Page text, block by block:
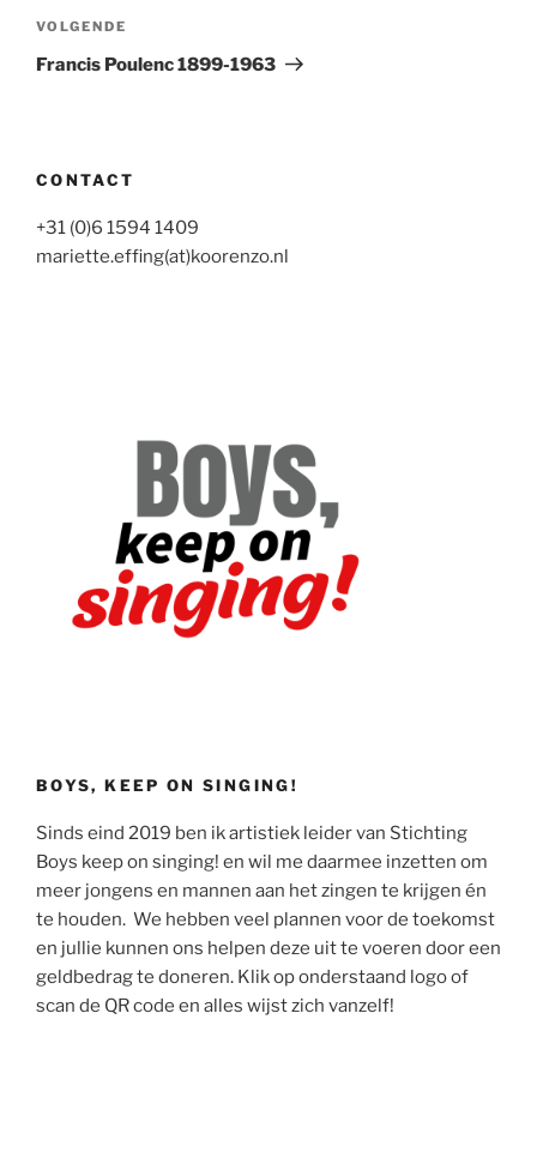
Volgend
bericht
VOLGENDE
Francis Poulenc 1899-1963
CONTACT
+31 (0)6 1594 1409
mariette.effing(at)koorenzo.nl
BOYS, KEEP ON SINGING!
Sinds eind 2019 ben ik artistiek leider van Stichting
Boys keep on singing! en wil me daarmee inzetten om
meer jongens en mannen aan het zingen te krijgen én
te houden. We hebben veel plannen voor de toekomst
en jullie kunnen ons helpen deze uit te voeren door een
geldbedrag te doneren. Klik op onderstaand logo of
scan de QR code en alles wijst zich vanzelf!